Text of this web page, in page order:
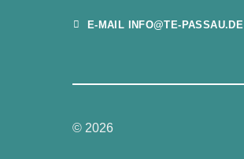
E-MAIL INFO@TE-PASSAU.DE
© 2026